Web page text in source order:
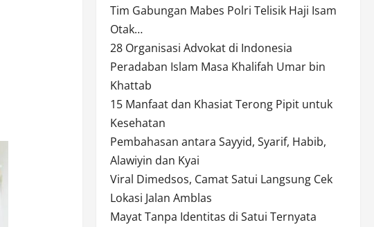
Tim Gabungan Mabes Polri Telisik Haji Isam
Otak…
28 Organisasi Advokat di Indonesia
Peradaban Islam Masa Khalifah Umar bin
Khattab
15 Manfaat dan Khasiat Terong Pipit untuk
Kesehatan
Pembahasan antara Sayyid, Syarif, Habib,
Alawiyin dan Kyai
Viral Dimedsos, Camat Satui Langsung Cek
Lokasi Jalan Amblas
Mayat Tanpa Identitas di Satui Ternyata